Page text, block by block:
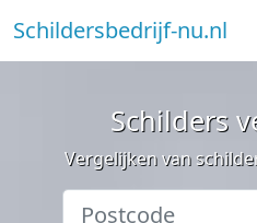
Schildersbedrijf-nu.nl
Schilders
Vergelijken van